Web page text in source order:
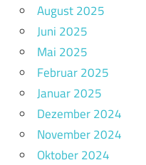
August 2025
Juni 2025
Mai 2025
Februar 2025
Januar 2025
Dezember 2024
November 2024
Oktober 2024